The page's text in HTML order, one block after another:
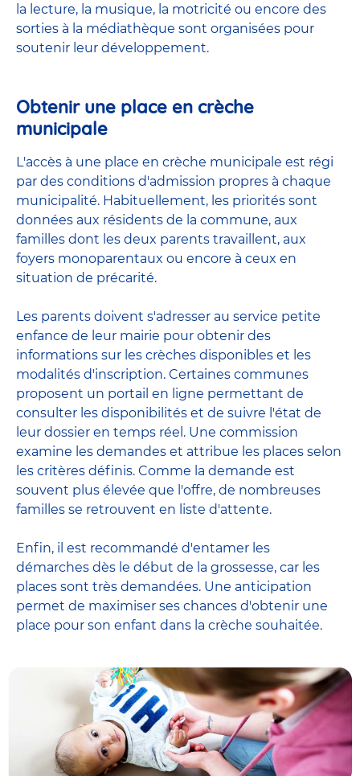
la lecture, la musique, la motricité ou encore des
sorties à la médiathèque sont organisées pour
soutenir leur développement.
Obtenir une place en crèche
municipale
L'accès à une place en crèche municipale est régi
par des conditions d'admission propres à chaque
municipalité. Habituellement, les priorités sont
données aux résidents de la commune, aux
familles dont les deux parents travaillent, aux
foyers monoparentaux ou encore à ceux en
situation de précarité.
Les parents doivent s'adresser au service petite
enfance de leur mairie pour obtenir des
informations sur les crèches disponibles et les
modalités d'inscription. Certaines communes
proposent un portail en ligne permettant de
consulter les disponibilités et de suivre l'état de
leur dossier en temps réel. Une commission
examine les demandes et attribue les places selon
les critères définis. Comme la demande est
souvent plus élevée que l'offre, de nombreuses
familles se retrouvent en liste d'attente.
Enfin, il est recommandé d'entamer les
démarches dès le début de la grossesse, car les
places sont très demandées. Une anticipation
permet de maximiser ses chances d'obtenir une
place pour son enfant dans la crèche souhaitée.